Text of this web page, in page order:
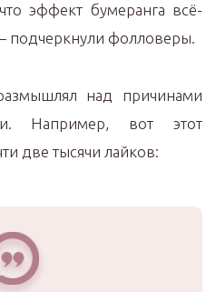
эффект бумеранга всё-
подчеркнули фолловеры.
над причинами
Например, вот этот
две тысячи лайков: